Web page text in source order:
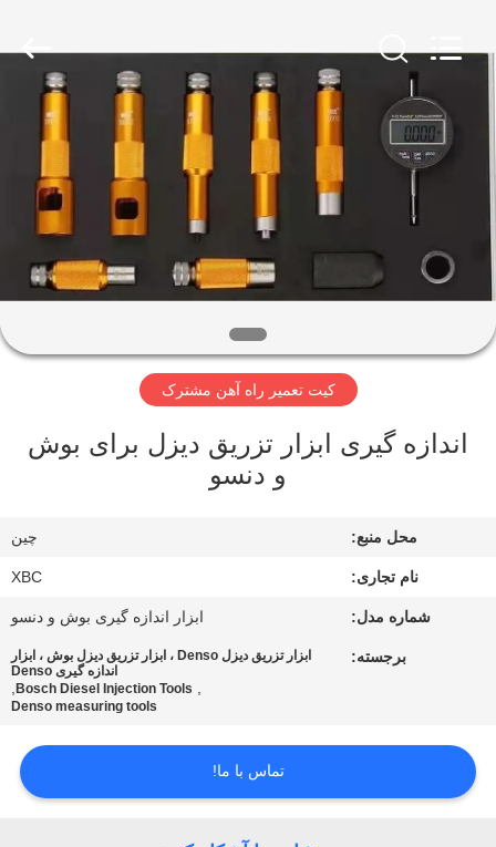
صفحه
اصلی
محصولات
فیلم
های
کارخانه
کنترل
ما
تماس
Co.,Ltd.
کیت تعمیر راه آهن مشترک
اندازه گیری ابزار تزریق دیزل برای بوش
و دنسو
محل منبع: چین
نام تجاری: XBC
شماره مدل: ابزار اندازه گیری بوش و دنسو
برجسته:
ابزار تزریق دیزل Denso ، ابزار تزریق دیزل بوش ، ابزار
اندازه گیری Denso
,
Bosch Diesel Injection Tools
,
Denso measuring tools
تماس با ما!